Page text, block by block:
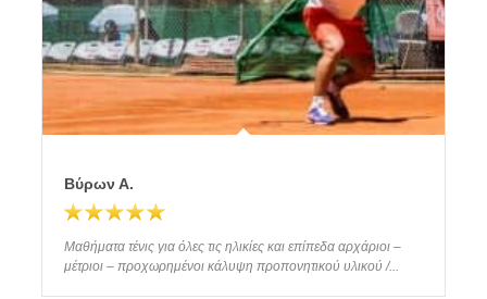
Βύρων Α.
Μαθήματα τένις για όλες τις ηλικίες και επίπεδα αρχάριοι –
μέτριοι – προχωρημένοι κάλυψη προπονητικού υλικού /...